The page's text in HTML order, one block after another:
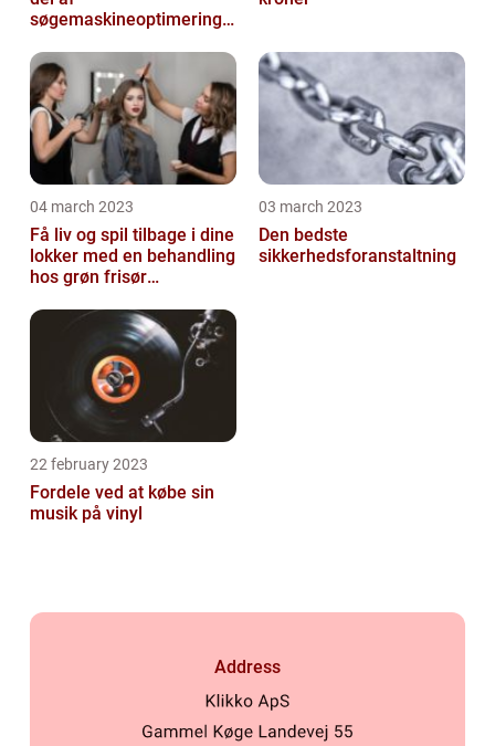
søgemaskineoptimeringe
04 march 2023
Få liv og spil tilbage i dine
lokker med en behandling
hos grøn frisør
03 march 2023
Den bedste
sikkerhedsforanstaltning
22 february 2023
Fordele ved at købe sin
musik på vinyl
Address